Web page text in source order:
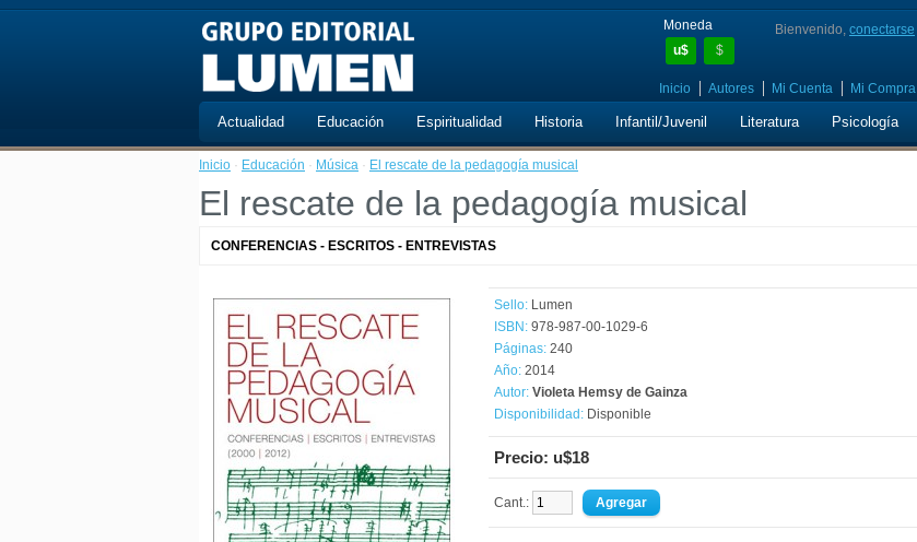
Moneda
u$
$
Bienvenido, conectarse
Inicio Autores Mi Cuenta Mi Compra
Actualidad Educación Espiritualidad Historia Infantil/Juvenil Literatura Psicología
Inicio · Educación · Música · El rescate de la pedagogía musical
El rescate de la pedagogía musical
CONFERENCIAS - ESCRITOS - ENTREVISTAS
Sello: Lumen
ISBN: 978-987-00-1029-6
Páginas: 240
Año: 2014
Autor: Violeta Hemsy de Gainza
Disponibilidad: Disponible
Precio: u$18
Cant.: